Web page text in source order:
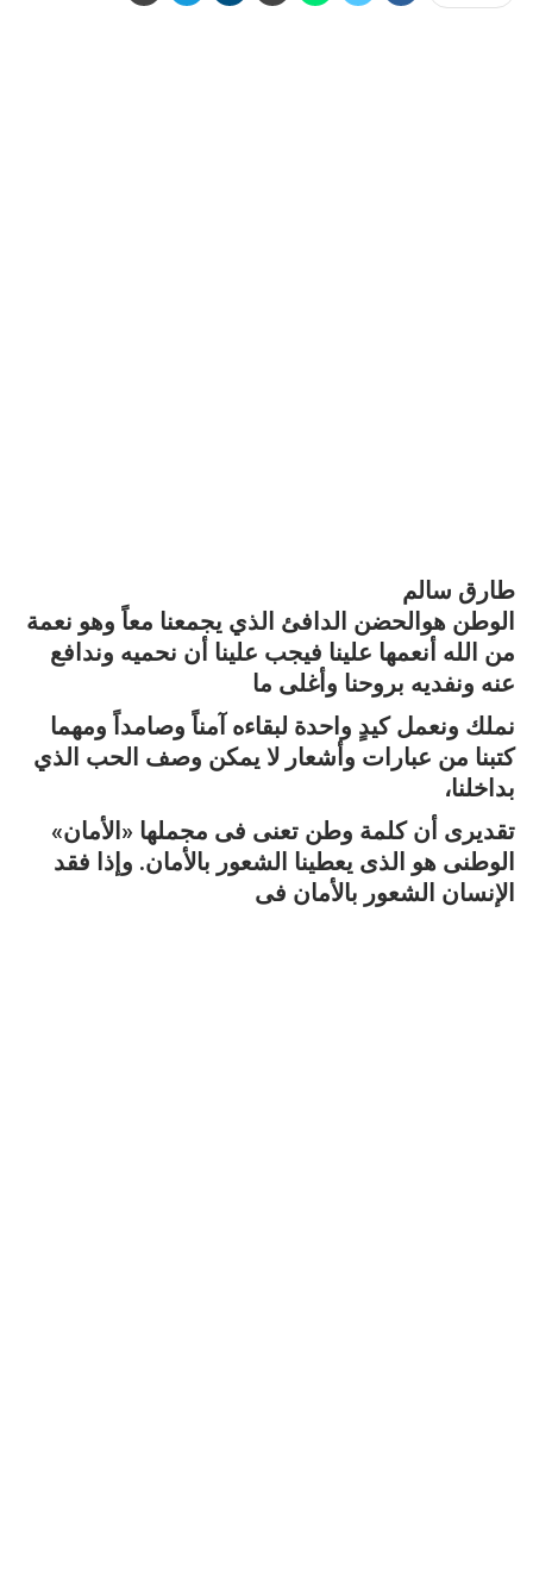
طارق سالم
الوطن هوالحضن الدافئ الذي يجمعنا معاً وهو نعمة
من الله أنعمها علينا فيجب علينا أن نحميه وندافع
عنه ونفديه بروحنا وأغلى ما
نملك ونعمل كيدٍ واحدة لبقاءه آمناً وصامداً ومهما
كتبنا من عبارات وأشعار لا يمكن وصف الحب الذي
بداخلنا،
تقديرى أن كلمة وطن تعنى فى مجملها «الأمان»
الوطنى هو الذى يعطينا الشعور بالأمان. وإذا فقد
الإنسان الشعور بالأمان فى